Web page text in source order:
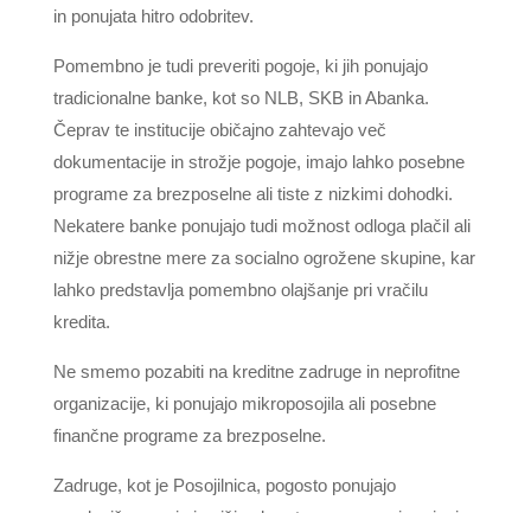
in ponujata hitro odobritev.
Pomembno je tudi preveriti pogoje, ki jih ponujajo
tradicionalne banke, kot so NLB, SKB in Abanka.
Čeprav te institucije običajno zahtevajo več
dokumentacije in strožje pogoje, imajo lahko posebne
programe za brezposelne ali tiste z nizkimi dohodki.
Nekatere banke ponujajo tudi možnost odloga plačil ali
nižje obrestne mere za socialno ogrožene skupine, kar
lahko predstavlja pomembno olajšanje pri vračilu
kredita.
Ne smemo pozabiti na kreditne zadruge in neprofitne
organizacije, ki ponujajo mikroposojila ali posebne
finančne programe za brezposelne.
Zadruge, kot je Posojilnica, pogosto ponujajo